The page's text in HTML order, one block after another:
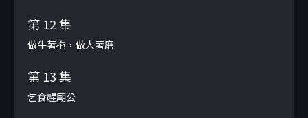
第 12 集
做牛著拖，做人著磨
第 13 集
乞食趕廟公